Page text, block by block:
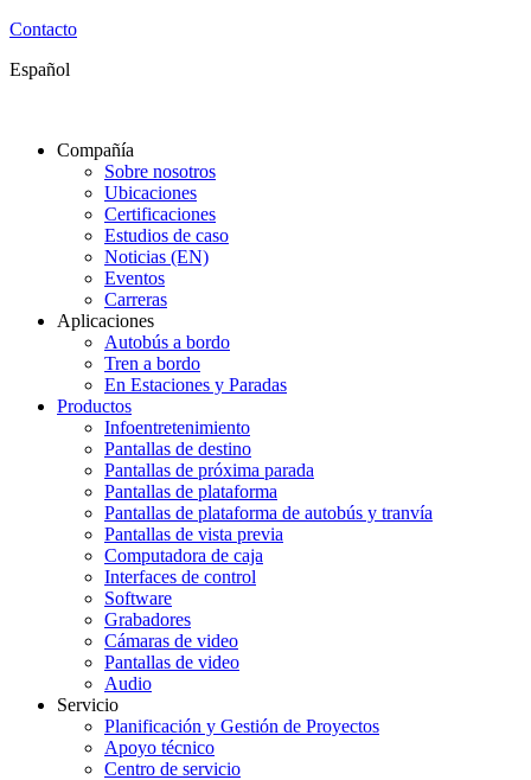
Contacto
Español
Compañía
Sobre nosotros
Ubicaciones
Certificaciones
Estudios de caso
Noticias (EN)
Eventos
Carreras
Aplicaciones
Autobús a bordo
Tren a bordo
En Estaciones y Paradas
Productos
Infoentretenimiento
Pantallas de destino
Pantallas de próxima parada
Pantallas de plataforma
Pantallas de plataforma de autobús y tranvía
Pantallas de vista previa
Computadora de caja
Interfaces de control
Software
Grabadores
Cámaras de video
Pantallas de video
Audio
Servicio
Planificación y Gestión de Proyectos
Apoyo técnico
Centro de servicio